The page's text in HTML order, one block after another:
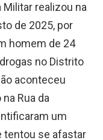
Militar realizou na
de 2025, por
homem de 24
no Distrito
aconteceu
Rua da
um
tentou se afastar